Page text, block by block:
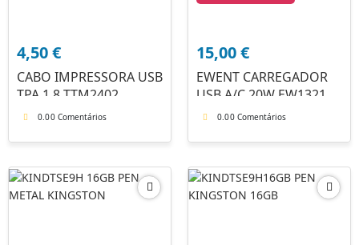
4,50€
CABO IMPRESSORA USB
TPA 1.8 TTM2402
0.00 Comentários
15,00€
EWENT CARREGADOR
USB A/C 20W EW1321
0.00 Comentários